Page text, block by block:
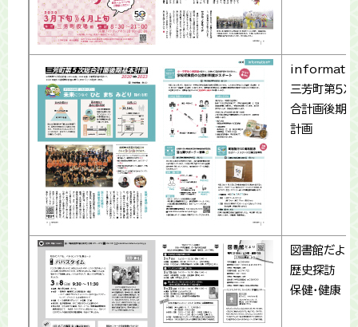
三芳町第５次
合計画後期
計画
図書館だより
歴史探訪
保健・健康